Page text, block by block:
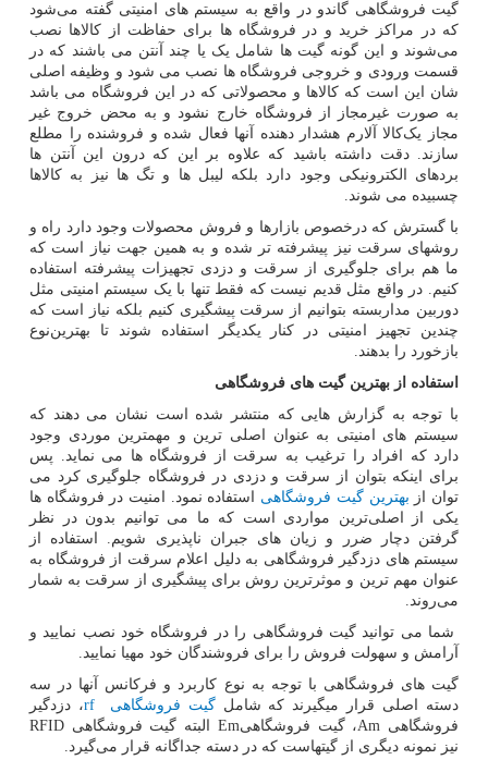
گیت فروشگاهی گاندو در واقع به سیستم ‌های امنیتی گفته می‌شود
که در مراکز خرید و در فروشگاه ها برای حفاظت از کالاها نصب
می‌شوند و این گونه گیت ها شامل یک یا چند آنتن می باشند که در
قسمت ورودی و خروجی فروشگاه ها نصب می شود و وظیفه اصلی
شان این است که کالاها و محصولاتی که در این فروشگاه می باشد
به صورت غیرمجاز از فروشگاه خارج نشود و به محض خروج غیر
مجاز یک‌کالا آلارم هشدار دهنده آنها فعال شده و فروشنده را مطلع
سازند. دقت داشته باشید که علاوه بر این که درون این آنتن ها
بردهای الکترونیکی وجود دارد بلکه لیبل ها و تگ ها نیز به کالاها
چسبیده می شوند.
با گسترش که درخصوص بازارها و فروش محصولات وجود دارد راه و
روشهای سرقت نیز پیشرفته تر شده و به همین جهت نیاز است که
ما هم برای جلوگیری از سرقت و دزدی تجهیزات پیشرفته استفاده
کنیم. در واقع مثل قدیم نیست که فقط تنها با یک سیستم امنیتی مثل
دوربین مداربسته بتوانیم از سرقت پیشگیری کنیم بلکه نیاز است که
چندین تجهیز امنیتی در کنار یکدیگر استفاده شوند تا بهترین‌نوع
بازخورد را بدهند.
استفاده از بهترین گیت های فروشگاهی
با توجه به گزارش هایی که منتشر شده است نشان می دهند که
سیستم های امنیتی به عنوان اصلی ترین و مهمترین موردی وجود
دارد که افراد را ترغیب به سرقت از فروشگاه ها می نماید. پس
برای اینکه بتوان از سرقت و دزدی در فروشگاه جلوگیری کرد می
توان از بهترین گیت فروشگاهی استفاده نمود. امنیت در فروشگاه ها
یکی از اصلی‌ترین مواردی است که ما می توانیم بدون در نظر
گرفتن دچار ضرر و زیان های جبران ناپذیری شویم. استفاده از
سیستم های دزدگیر فروشگاهی به دلیل اعلام سرقت از فروشگاه به
عنوان مهم ترین و موثرترین روش برای پیشگیری از سرقت به شمار
می‌روند.
شما می توانید گیت فروشگاهی را در فروشگاه خود نصب نمایید و
آرامش و سهولت فروش را برای فروشندگان خود مهیا نمایید.
گیت های فروشگاهی با توجه به نوع کاربرد و فرکانس آنها در سه
دسته اصلی قرار میگیرند که شاملگیت فروشگاهیrf، دزدگیر
فروشگاهی Am، گیت فروشگاهیEm البته گیت فروشگاهی RFID
نیز نمونه دیگری از گیتهاست که در دسته جداگانه قرار می‌گیرد.